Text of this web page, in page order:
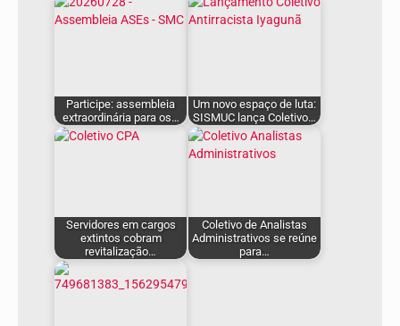
Participe: assembleia
extraordinária para os…
Um novo espaço de luta:
SISMUC lança Coletivo…
Servidores em cargos
extintos cobram
revitalização…
Coletivo de Analistas
Administrativos se reúne
para…